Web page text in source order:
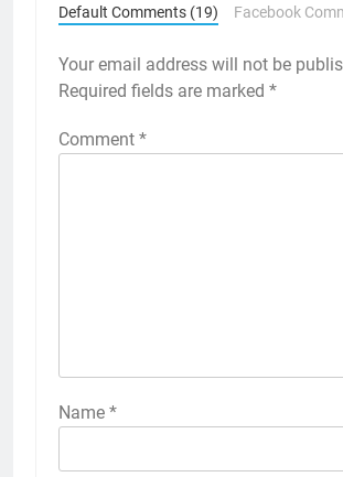
Default Comments (19) Facebook
Your email address will not be
Required fields are marked *
Comment *
Name *